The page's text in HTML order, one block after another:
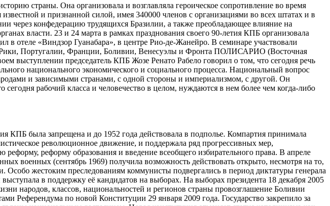
страны. Она организовала и возглавляла героическое сопротивление во время
и признанной силой, имея 340000 членов с организациями во всех штатах и в
через конфедерацию трудящихся Бразилии, а также преобладающее влияние на
власти. 23 и 24 марта в рамках празднования своего 90-летия КПБ организовала
отеле «Виндзор Гуанабара», в центре Рио-де-Жанейро. В семинаре участвовали
Рики, Португалии, Франции, Боливии, Венесуэлы и Фронта ПОЛИСАРИО (Восточная
выступлении председатель КПБ Жозе Ренато Рабело говорил о том, что сегодня речь
национального экономического и социального процесса. Национальный вопрос
и зависимыми странами, с одной стороны и империализмом, с другой. Он
рабочий класса и человечество в целом, нуждаются в нем более чем когда-либо
КПБ была запрещена и до 1952 года действовала в подполье. Компартия принимала
революционное движение, и поддержала ряд прогрессивных мер,
реформу образования и введение всеобщего избирательного права. В апреле
военных (сентябрь 1969) получила возможность действовать открыто, несмотря на то,
Особо жестоким преследованиям коммунисты подвергались в период диктатуры генерала
в поддержку её кандидатов на выборах. На выборах президента 18 декабря 2005
народов, классов, национальностей и регионов страны провозглашение Боливии
Референдума по новой Конституции 29 января 2009 года. Государство закрепило за